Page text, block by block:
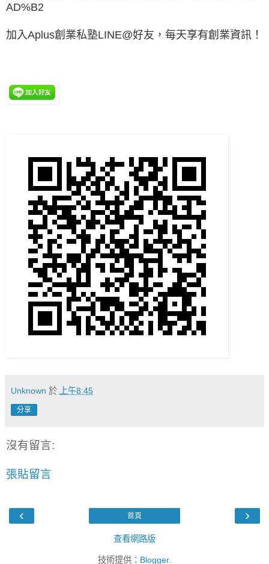
AD%B2
加入Aplus創業私塾LINE@好友，每天享有創業資訊！
Unknown 於 上午8:45
分享
沒有留言:
張貼留言
‹ ›
首頁
查看網路版
技術提供： Blogger.